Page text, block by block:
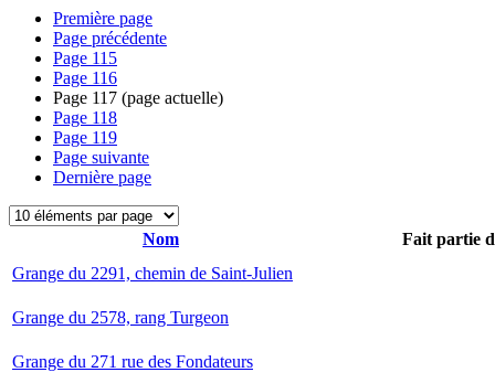
Première page
Page précédente
Page 115
Page 116
Page 117 (page actuelle)
Page 118
Page 119
Page suivante
Dernière page
Nom
Fait partie
Grange du 2291, chemin de Saint-Julien
Grange du 2578, rang Turgeon
Grange du 271 rue des Fondateurs